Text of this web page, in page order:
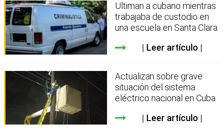
Ultiman a cubano mientras
trabajaba de custodio en
una escuela en Santa Clara
Leer artículo
Actualizan sobre grave
situación del sistema
eléctrico nacional en Cuba
Leer artículo